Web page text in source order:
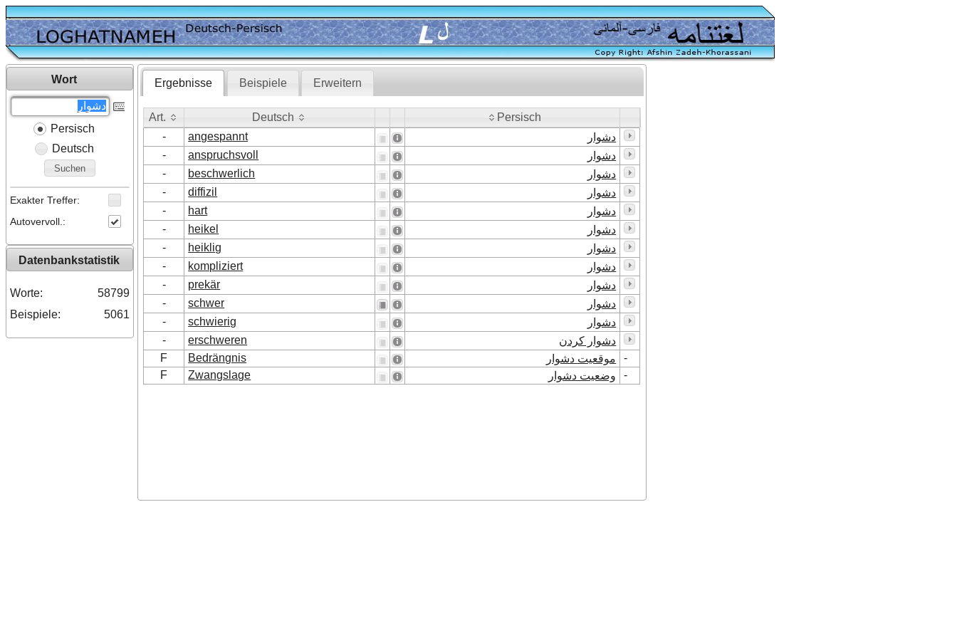
Wort
Persisch
Deutsch
Suchen
Exakter Treffer:
Autovervoll.:
Datenbankstatistik
Worte:
58799
Beispiele:
5061
Ergebnisse Beispiele Erweitern
Art. Deutsch
Persisch
- angespannt
دشوار
-
anspruchsvoll
دشوار
-
beschwerlich
دشوار
-
diffizil
دشوار
-
hart
دشوار
-
heikel
دشوار
-
heiklig
دشوار
-
kompliziert
دشوار
-
prekär
دشوار
-
schwer
دشوار
-
schwierig
دشوار
-
erschweren
دشوار کردن
F
Bedrängnis موقعیت دشوار
-
F
Zwangslage وضعیت دشوار -